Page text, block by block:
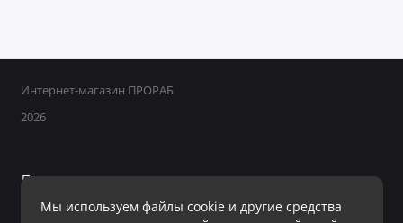
Мы используем файлы cookie и другие средства
Интернет-магазин ПРОРАБ
2026
Поддержка
+7 950 800-40-09